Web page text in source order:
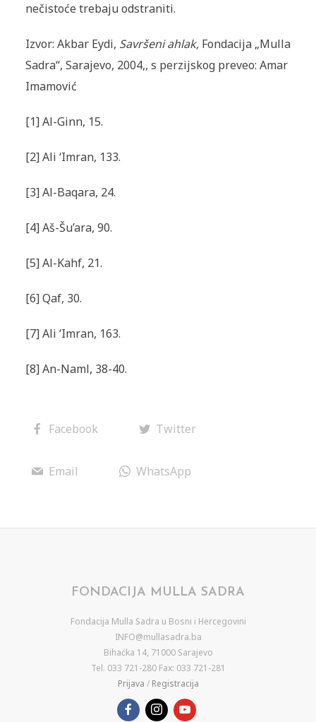
nečistoće trebaju odstraniti.
Izvor: Akbar Eydi, Savršeni ahlak,Fondacija „Mulla
Sadra“, Sarajevo, 2004,, s perzijskog preveo: Amar
Imamović
[1] Al-Ginn, 15.
[2] Ali ‘Imran, 133.
[3] Al-Baqara, 24.
[4] Aš-Šu’ara, 90.
[5] Al-Kahf, 21.
[6] Qaf, 30.
[7] Ali ‘Imran, 163.
[8] An-Naml, 38-40.
Facebook Twitter
Email WhatsApp
FONDACIJA MULLA SADRA
Fondacija Mulla Sadra u Bosni i Hercegovini
INFO@mullasadra.ba
Bihaćka 14, 71000 Sarajevo
Tel. 033 721-280 Fax: 033 721-281
Prijava / Registracija